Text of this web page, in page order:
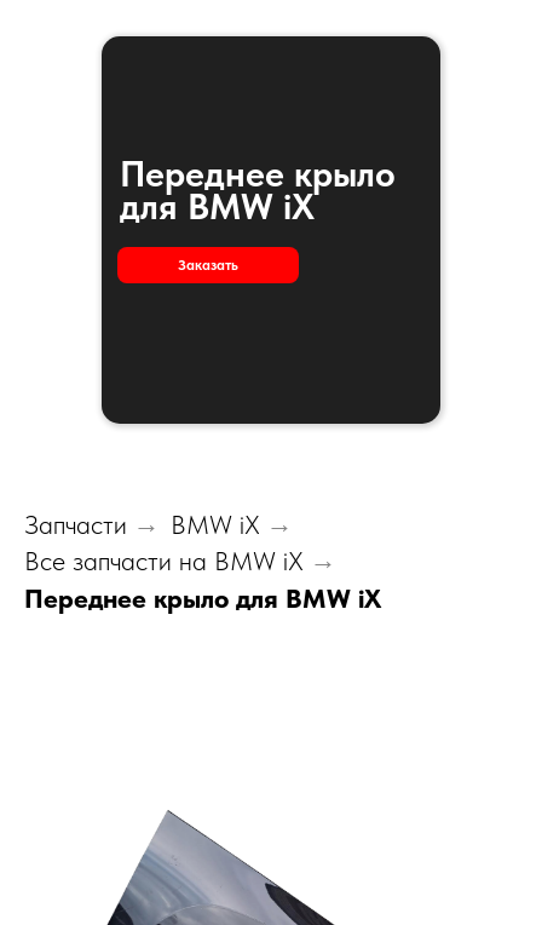
Переднее крыло
для BMW iX
Заказать
Запчасти → BMW iX →
Все запчасти на BMW iX →
Переднее крыло для BMW iX